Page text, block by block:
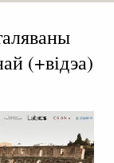
(+відэа)